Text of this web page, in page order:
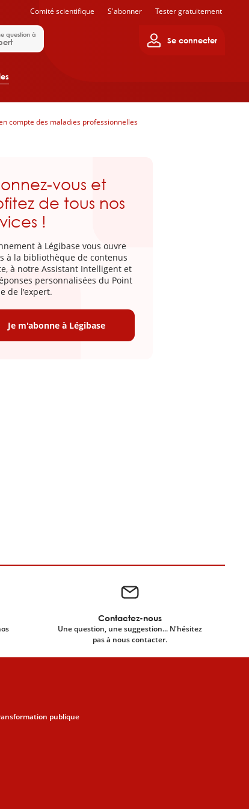
question à
Se connecter
Comité scientifique S'abonner Tester gratuitement
compte des maladies professionnelles
vous et
de tous nos
!
à Légibase vous ouvre
à la bibliothèque de contenus
à notre Assistant Intelligent et
personnalisées du Point
de l'expert.
Je m'abonne à Légibase
Contactez-nous
Une question, une suggestion... N'hésitez
pas à nous contacter.
publique